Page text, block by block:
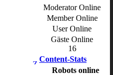
Moderator Online
Member Online
User Online
Gäste Online
16
Content-Stats
Robots online